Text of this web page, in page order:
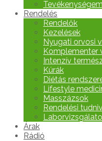
Tevékenységem
Rendelés
Rendelők
Kezelések
Nyugati orvosi
Komplementer
Intenzív
Kúrák
Diétás
Lifestyle
Masszázsok
Rendelési
Árak
Rádió